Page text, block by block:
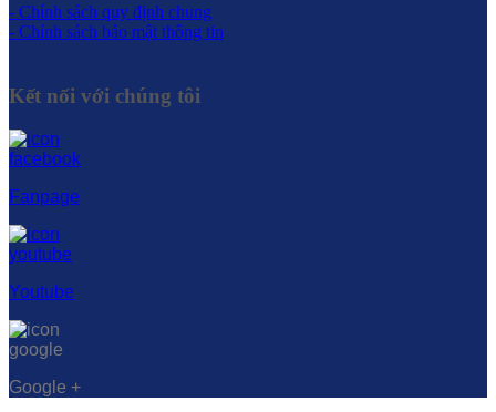
- Chính sách quy định chung
- Chính sách bảo mật thông tin
Kết nối với chúng tôi
Fanpage
Youtube
Google +